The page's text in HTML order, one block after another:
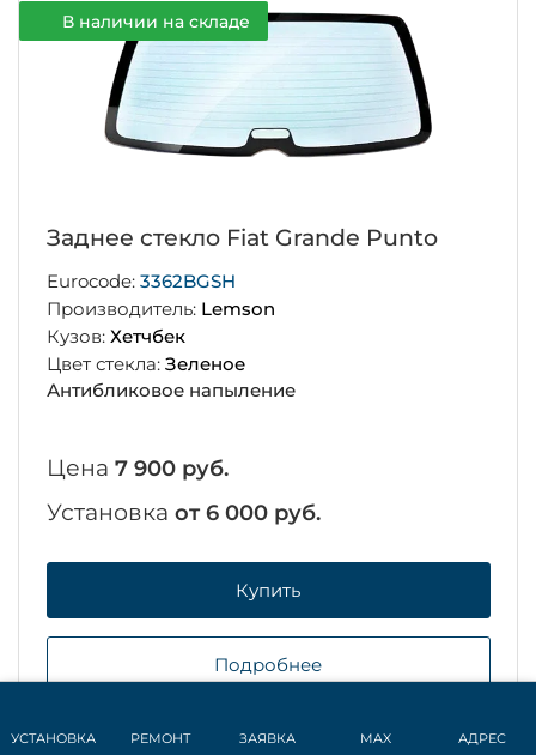
В наличии на складе
Заднее стекло Fiat Grande Punto
Eurocode: 3362BGSH
Производитель: Lemson
Кузов: Хетчбек
Цвет стекла: Зеленое
Антибликовое напыление
Цена 7 900 руб.
Установка от 6 000 руб.
Купить
Подробнее
УСТАНОВКА РЕМОНТ ЗАЯВКА MAX АДРЕС